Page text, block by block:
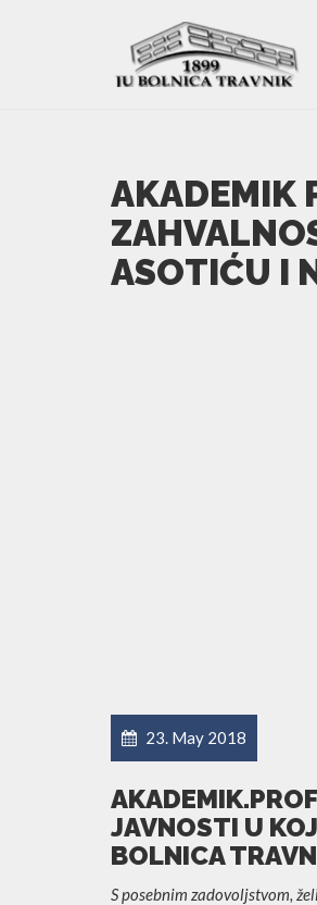
AKADEMIK
ASOTIĆU I
23. May 2018
JAVNOSTI U
BOLNICA
S posebnim zadovoljstvom,